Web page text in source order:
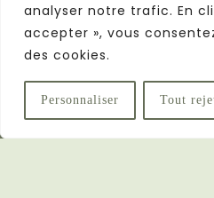
analyser notre trafic. En
accepter », vous
des cookies.
Personnaliser Tout
Livraison